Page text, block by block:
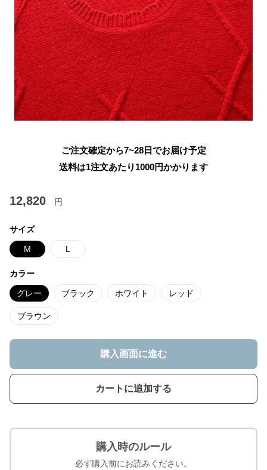
ご注文確定から7~28日でお届け予定
送料は1注文あたり 1000円かかります
12,820 円
サイズ
M L
カラー
グレー ブラック ホワイト レッド
ブラウン
購入画面に進む
カートに追加する
購入時のルール
必ず購入前にお読みください。